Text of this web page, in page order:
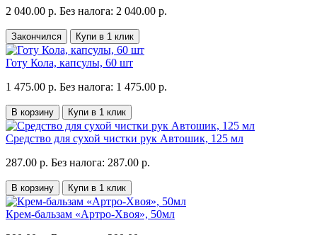
2 040.00 р. Без налога: 2 040.00 р.
Закончился Купи в 1 клик
Готу Кола, капсулы, 60 шт
1 475.00 р. Без налога: 1 475.00 р.
В корзину Купи в 1 клик
Средство для сухой чистки рук Автошик, 125 мл
287.00 р. Без налога: 287.00 р.
В корзину Купи в 1 клик
Крем-бальзам «Артро-Хвоя», 50мл